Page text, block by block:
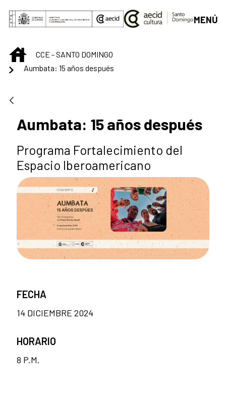
Saltar al contenido principal
MENÚ
INICIOCCE - SANTO DOMINGO
Aumbata: 15 años después
Aumbata: 15 años después
Programa Fortalecimiento del
Espacio Iberoamericano
FECHA
14 DICIEMBRE 2024
HORARIO
8 P.M.